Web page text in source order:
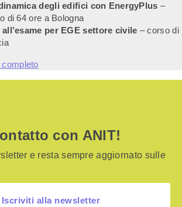
degli edifici con EnergyPlus –
di 64 ore a Bologna
per EGE settore civile – corso di
con ANIT!
e resta sempre aggiornato sulle
Iscriviti alla newsletter